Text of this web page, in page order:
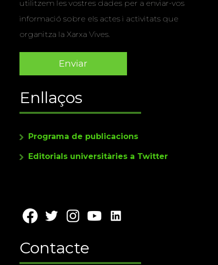
utilitzem les vostres dades per a enviar-vos
informació sobre els actes i activitats que
organitza la Xarxa Vives.
Enllaços
Programa de publicacions
Editorials universitàries a Twitter
Contacte